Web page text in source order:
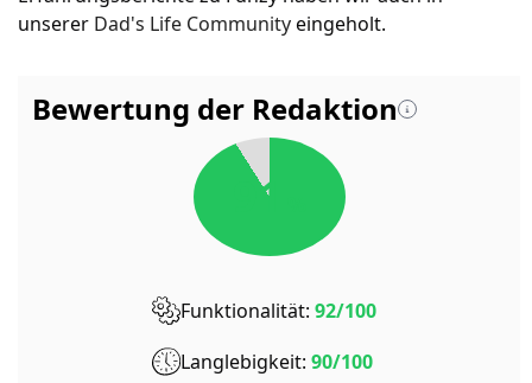
unserer Dad's Life Communityeingeholt.
Bewertung der Redaktion
91
Funktionalität: 92/100
Langlebigkeit: 90/100